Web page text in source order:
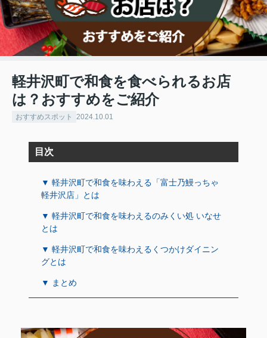
軽井沢町で和食を食べられるお店
は？おすすめをご紹介
おすすめスポット 2024.10.01
目次
▼ 軽井沢町で和食を味わえる「富士乃鰻っちゃ
軽井沢店」とは
▼ 軽井沢町で和食を味わえるのみくい処 いなせ
とは
▼ 軽井沢町で和食を味わえるくつかけダイニン
グとは
▼ まとめ